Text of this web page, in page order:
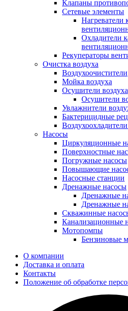
Клапаны
Сетевые элементы
Нагреватели
Охладители
Рекуператоры
Очистка воздуха
Воздухоочистители
Мойка воздуха
Осушители воздуха
Осушители
Увлажнители
Бактерицидные
Насосы
Циркуляционные
Поверхностные
Погружные насосы
Повышающие
Насосные станции
Дренажные насосы
Дренажные
Дренажные
Скважинные
Канализационные
Мотопомпы
Бензиновые
О компании
Доставка и оплата
Контакты
Положение об обработке